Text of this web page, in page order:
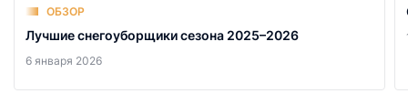
ОБЗОР
Лучшие снегоуборщики сезона 2025–2026
6 января 2026